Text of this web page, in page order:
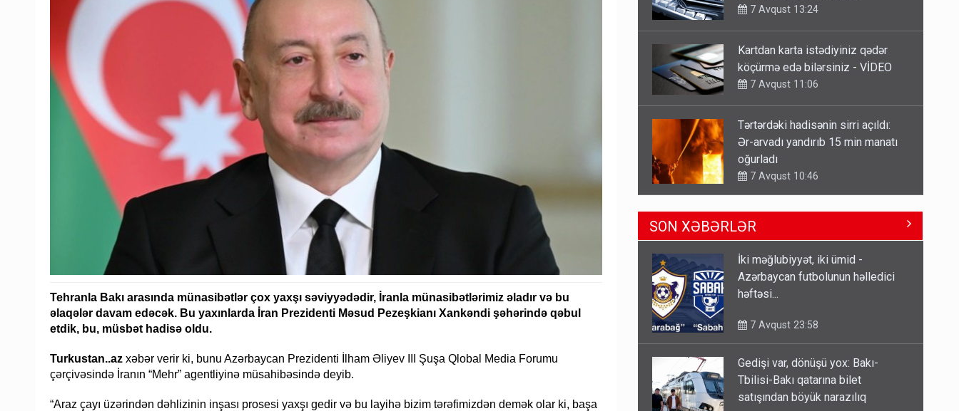
Tehranla Bakı arasında münasibətlər çox yaxşı səviyyədədir, İranla münasibətlərimiz əladır və bu
əlaqələr davam edəcək. Bu yaxınlarda İran Prezidenti Məsud Pezeşkianı Xankəndi şəhərində qəbul
etdik, bu, müsbət hadisə oldu.
Turkustan..az xəbər verir ki, bunu Azərbaycan Prezidenti İlham Əliyev III Şuşa Qlobal Media Forumu
çərçivəsində İranın “Mehr” agentliyinə müsahibəsində deyib.
“Araz çayı üzərindən dəhlizinin inşası prosesi yaxşı gedir və bu layihə bizim tərəfimizdən demək olar ki, başa
7 Avqust 11:06
Tərtərdəki hadisənin sirri açıldı:
Ər-arvadı yandırıb 15 min manatı
oğurladı
Əhaliyə hava ilə bağlı VACİB
XƏBƏRDARLIQ - Saat 11:00-dan…
7 Avqust 09:15
Gedişi var, dönüşü yox: Bakı-
Tbilisi-Bakı qatarına bilet
7 Avqust 23:17
Məhərrəmovun oğludur - DOSYE
Media və Yayım Şurasına əlavə
hüquq və vəzifələr verilib
SON XƏBƏRLƏR
İki məğlubiyyət, iki ümid -
Azərbaycan futbolunun həlledici
həftəsi...
7 Avqust 23:58
Gedişi var, dönüşü yox: Bakı-
Tbilisi-Bakı qatarına bilet
satışından böyük narazılıq